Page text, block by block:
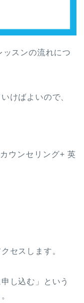
スンの流れにつ
けばよいので、
ウンセリング+ 英
セスします。
し込む」という